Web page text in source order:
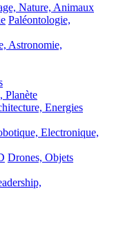
Nature, Animaux
Paléontologie,
Astronomie,
Planète
Energies
Electronique,
Drones, Objets